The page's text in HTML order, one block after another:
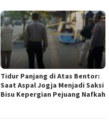
Tidur Panjang di Atas Bentor:
Saat Aspal Jogja Menjadi Saksi
Bisu Kepergian Pejuang Nafkah